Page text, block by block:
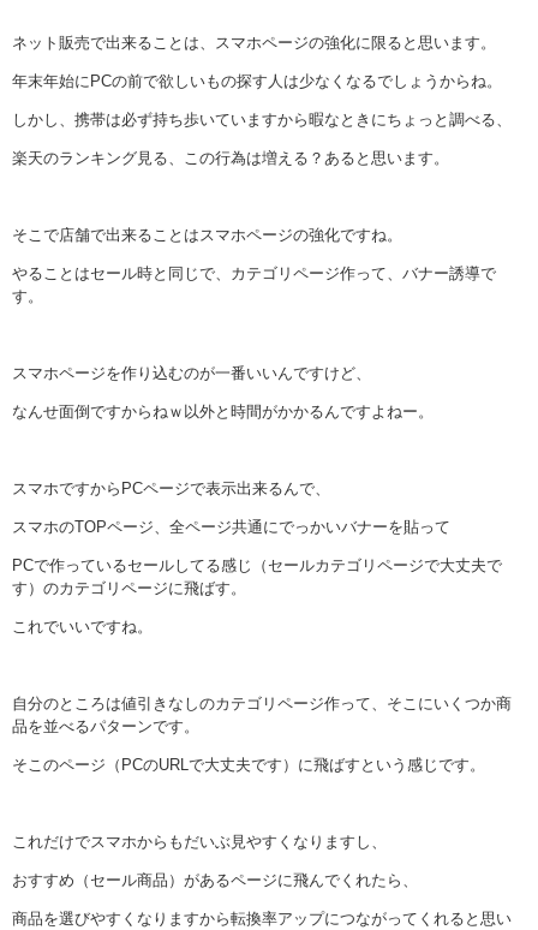
ネット販売で出来ることは、スマホページの強化に限ると思います。
年末年始にPCの前で欲しいもの探す人は少なくなるでしょうからね。
しかし、携帯は必ず持ち歩いていますから暇なときにちょっと調べる、
楽天のランキング見る、この行為は増える？あると思います。
そこで店舗で出来ることはスマホページの強化ですね。
やることはセール時と同じで、カテゴリページ作って、バナー誘導で
す。
スマホページを作り込むのが一番いいんですけど、
なんせ面倒ですからねｗ以外と時間がかかるんですよねー。
スマホですからPCページで表示出来るんで、
スマホのTOPページ、全ページ共通にでっかいバナーを貼って
PCで作っているセールしてる感じ（セールカテゴリページで大丈夫で
す）のカテゴリページに飛ばす。
これでいいですね。
自分のところは値引きなしのカテゴリページ作って、そこにいくつか商
品を並べるパターンです。
そこのページ（PCのURLで大丈夫です）に飛ばすという感じです。
これだけでスマホからもだいぶ見やすくなりますし、
おすすめ（セール商品）があるページに飛んでくれたら、
商品を選びやすくなりますから転換率アップにつながってくれると思い